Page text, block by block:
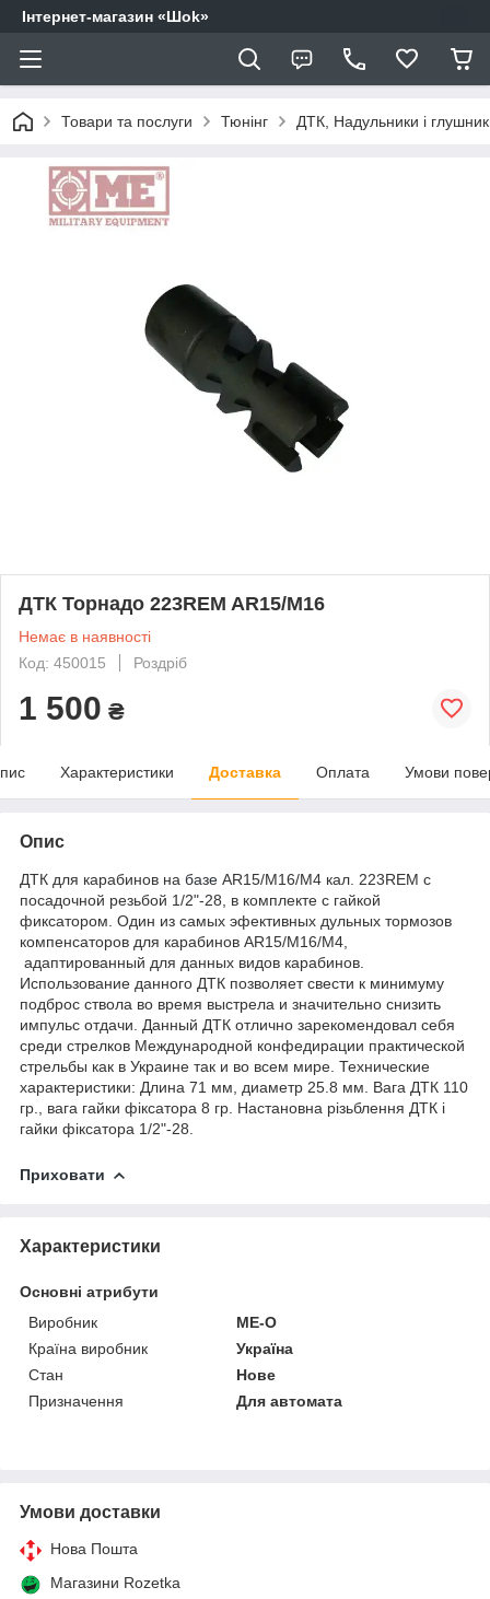
Інтернет-магазин «Шоk»
Товари та послуги Тюнінг ДТК, Надульники і
ДТК Торнадо 223REM AR15/М16
Немає в наявності
Код: 450015
Роздріб
1 500 ₴
Характеристики Доставка Оплата Умови
Опис
ДТК для карабинов на базе AR15/M16/M4 кал. 223REM с
посадочной резьбой 1/2"-28, в комплекте с гайкой
фиксатором. Один из самых эфективных дульных тормозов
компенсаторов для карабинов AR15/M16/M4,
адаптированный для данных видов карабинов.
Использование данного ДТК позволяет свести к минимуму
подброс ствола во время выстрела и значительно снизить
импульс отдачи. Данный ДТК отлично зарекомендовал себя
среди стрелков Международной конфедирации практической
стрельбы как в Украине так и во всем мире. Технические
характеристики: Длина 71 мм, диаметр 25.8 мм. Вага ДТК 110
гр., вага гайки фіксатора 8 гр. Настановна різьблення ДТК і
гайки фіксатора 1/2"-28.
Приховати
Характеристики
Основні атрибути
Виробник
ME-O
Країна виробник
Україна
Стан
Нове
Призначення
Для автомата
Умови доставки
Нова Пошта
Магазини Rozetka